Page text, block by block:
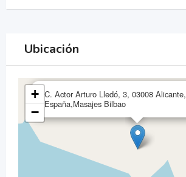
Ubicación
C. Actor Arturo Lledó, 3, 03008 Alicante,
España,Masajes Bilbao
+
−